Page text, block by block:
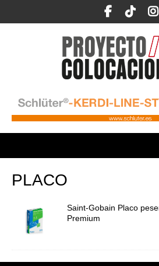
PLACO
Saint-Gobain Placo
Premium